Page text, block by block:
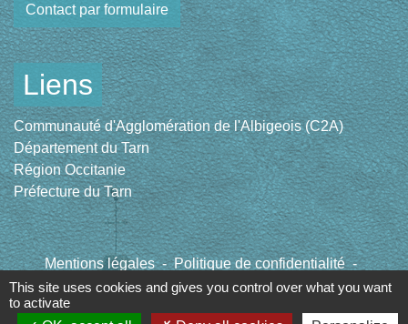
Contact par formulaire
Liens
Communauté d'Agglomération de l'Albigeois (C2A)
Département du Tarn
Région Occitanie
Préfecture du Tarn
Mentions légales - Politique de confidentialité -
Accessibilité - Plan du site - Gestion des cookies
This site uses cookies and gives you control over what you want
to activate